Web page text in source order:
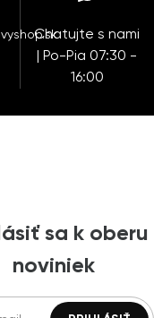
Chatujte s nami
| Po-Pia 07:30 -
16:00
sa k oberu
noviniek